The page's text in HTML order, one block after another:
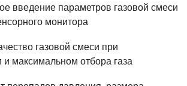
введение параметров газовой смеси
монитора
газовой смеси при
максимальном отбора газа